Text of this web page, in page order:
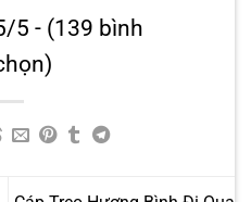
5 - (139 bình